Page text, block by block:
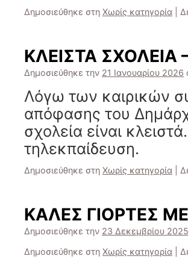
Δημοσιεύθηκε στη Χωρίς κατηγορία
ΚΛΕΙΣΤΑ ΣΧΟΛΕΙΑ
Δημοσιεύθηκε την 21 Ιανουαρίου 2026
Λόγω των καιρικών
απόφασης του
σχολεία είναι
τηλεκπαίδευση.
Δημοσιεύθηκε στη Χωρίς κατηγορία
ΚΑΛΕΣ ΓΙΟΡΤΕΣ
Δημοσιεύθηκε την 23 Δεκεμβρίου 2025
Δημοσιεύθηκε στη Χωρίς κατηγορία